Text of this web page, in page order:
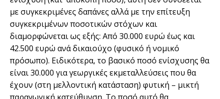
µε συγκεκριµένες δαπάνες αλλά µε την επίτευξη
συγκεκριµένων ποσοτικών στόχων και
διαµορφώνεται ως εξής: Από 30.000 ευρώ έως και
42.500 ευρώ ανά δικαιούχο (φυσικό ή νοµικό
πρόσωπο). Ειδικότερα, το βασικό ποσό ενίσχυσης θα
είναι 30.000 για γεωργικές εκµεταλλεύσεις που θα
έχουν (στη µελλοντική κατάσταση) φυτική – µικτή